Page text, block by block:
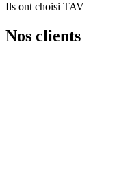
Ils ont choisi TAV
Nos clients